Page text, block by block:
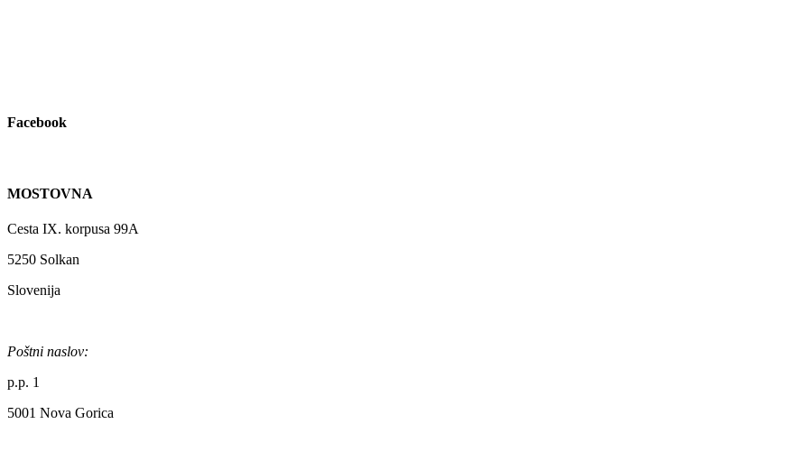
Facebook
MOSTOVNA
Cesta IX. korpusa 99A
5250 Solkan
Slovenija
Poštni naslov:
p.p. 1
5001 Nova Gorica